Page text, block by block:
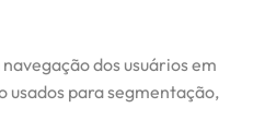
dos usuários em
para segmentação,